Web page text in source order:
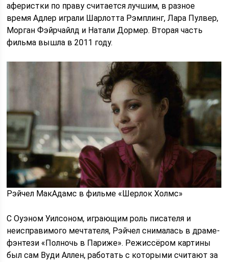
аферистки по праву считается лучшим, в разное
время Адлер играли Шарлотта Рэмплинг, Лара Пулвер,
Морган Фэйрчайлд и Натали Дормер. Вторая часть
фильма вышла в 2011 году.
Рэйчел МакАдамс в фильме «Шерлок Холмс»
С Оуэном Уилсоном, играющим роль писателя и
неисправимого мечтателя, Рэйчел снималась в драме-
фэнтези «Полночь в Париже». Режиссёром картины
был сам Вуди Аллен, работать с которыми считают за